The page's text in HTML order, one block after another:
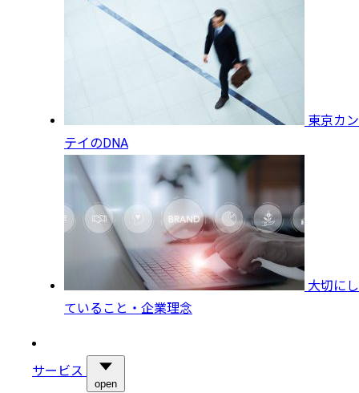
東京カン
テイのDNA
大切にし
ていること・企業理念
サービス
open